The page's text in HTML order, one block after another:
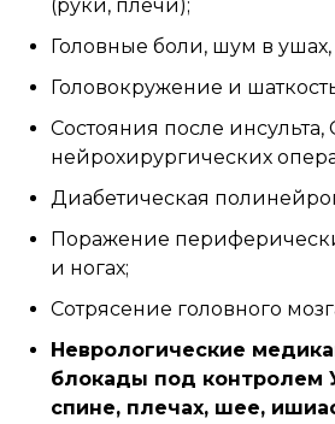
(руки, плечи);
Головные боли, шум в ушах,
Головокружение и
Состояния после инсульта,
нейрохирургических
Диабетическая
Поражение
и ногах;
Сотрясение головного
Неврологические
блокады под контролем
спине, плечах, шее,